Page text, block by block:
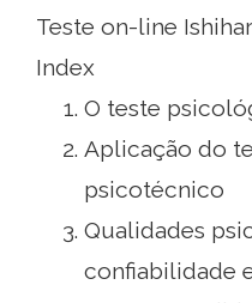
Teste on-line
Index
O teste
Aplicação do
psicotécnico
Qualidades
confiabilidade